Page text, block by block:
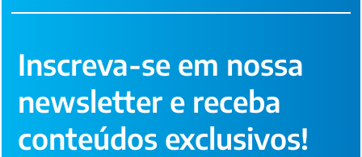
Inscreva-se em nossa
newsletter e receba
conteúdos exclusivos!